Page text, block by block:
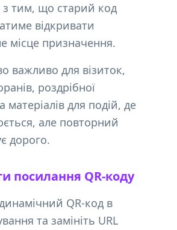
тим, що старий код
відкривати
місце призначення.
важливо для візиток,
роздрібної
матеріалів для подій, де
але повторний
дорого.
посилання QR-коду
QR-код в
та замініть URL